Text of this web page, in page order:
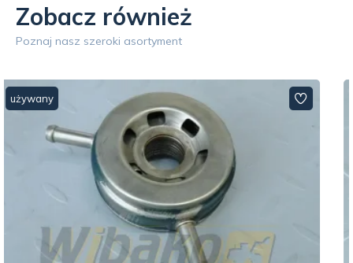
Zobacz również
Poznaj nasz szeroki asortyment
używany